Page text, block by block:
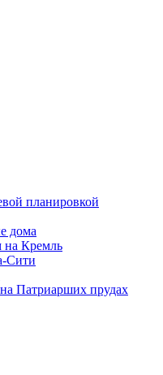
планировкой
дома
на Кремль
Сити
Патриарших прудах